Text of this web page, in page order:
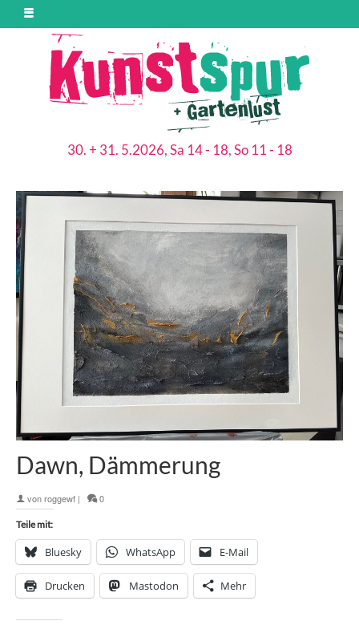
30. + 31. 5.2026, Sa 14 - 18, So 11 - 18
Dawn, Dämmerung
vonroggewf | 0
Teile mit:
Bluesky WhatsApp E-Mail
Drucken Mastodon Mehr